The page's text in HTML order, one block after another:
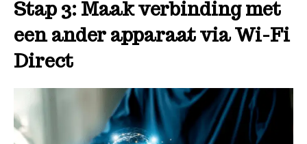
Stap 3: Maak verbinding met
een ander apparaat via Wi-Fi
Direct